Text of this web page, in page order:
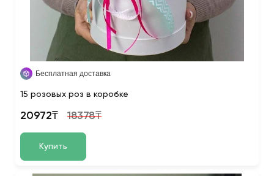
Бесплатная доставка
15 розовых роз в коробке
20972₸ 18378₸
Купить